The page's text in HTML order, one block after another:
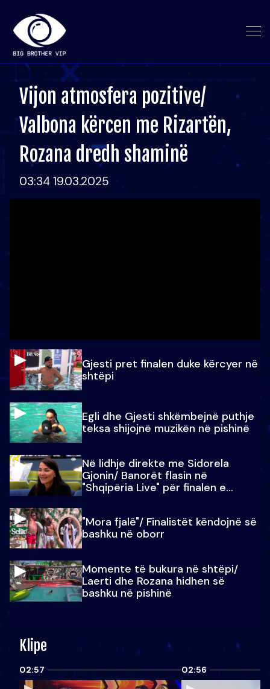
Vijon atmosfera pozitive/
Valbona kërcen me Rizartën,
Rozana dredh shaminë
03:34 19.03.2025
Gjesti pret finalen duke kërcyer në
shtëpi
Egli dhe Gjesti shkëmbejnë puthje
teksa shijojnë muzikën në pishinë
Në lidhje direkte me Sidorela
Gjonin/ Banorët flasin në
"Shqipëria Live" për finalen e
"Mora fjalë"/ Finalistët këndojnë së
bashku në oborr
Momente të bukura në shtëpi/
Laerti dhe Rozana hidhen së
bashku në pishinë
Klipe
02:57 02:56